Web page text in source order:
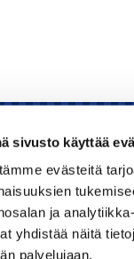
sivusto käyttää
evästeitä
ja
yhdistää näitä
palvelujaan.